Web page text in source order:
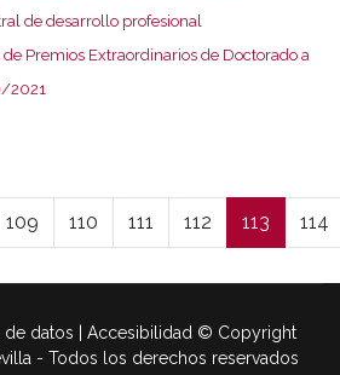
de desarrollo profesional
Premios Extraordinarios de Doctorado a
2021
109 110 111 112 113 114
de datos | Accesibilidad © Copyright
- Todos los derechos reservados